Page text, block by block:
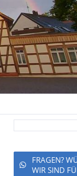
FRAGEN?
WIR SIND